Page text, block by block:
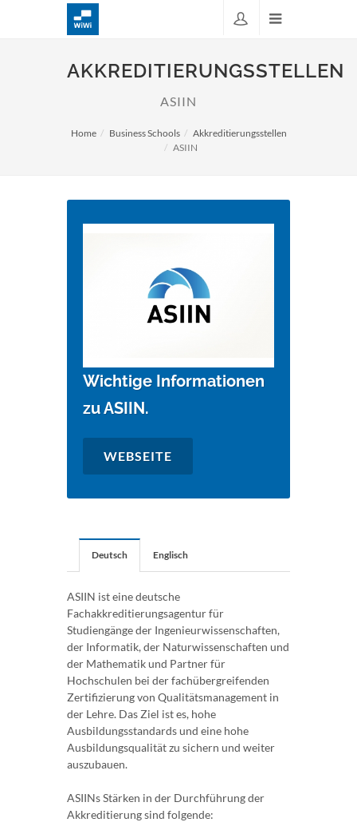
AKKREDITIERUNGSSTELLEN
ASIIN
Home Business Schools
Akkreditierungsstellen
ASIIN
Wichtige Informationen
zu ASIIN.
WEBSEITE
Deutsch Englisch
ASIIN ist eine deutsche
Fachakkreditierungsagentur für
Studiengänge der Ingenieurwissenschaften,
der Informatik, der Naturwissenschaften und
der Mathematik und Partner für
Hochschulen bei der fachübergreifenden
Zertifizierung von Qualitätsmanagement in
der Lehre. Das Ziel ist es, hohe
Ausbildungsstandards und eine hohe
Ausbildungsqualität zu sichern und weiter
auszubauen.
ASIINs Stärken in der Durchführung der
Akkreditierung sind folgende: